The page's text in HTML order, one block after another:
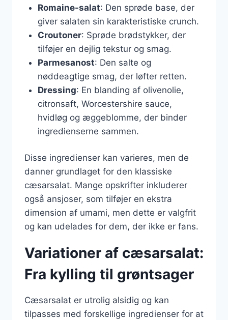
Romaine-salat: Den sprøde base, der
giver salaten sin karakteristiske crunch.
Croutoner: Sprøde brødstykker, der
tilføjer en dejlig tekstur og smag.
Parmesanost: Den salte og
nøddeagtige smag, der løfter retten.
Dressing: En blanding af olivenolie,
citronsaft, Worcestershire sauce,
hvidløg og æggeblomme, der binder
ingredienserne sammen.
Disse ingredienser kan varieres, men de
danner grundlaget for den klassiske
cæsarsalat. Mange opskrifter inkluderer
også ansjoser, som tilføjer en ekstra
dimension af umami, men dette er valgfrit
og kan udelades for dem, der ikke er fans.
Variationer af cæsarsalat:
Fra kylling til grøntsager
Cæsarsalat er utrolig alsidig og kan
tilpasses med forskellige ingredienser for at